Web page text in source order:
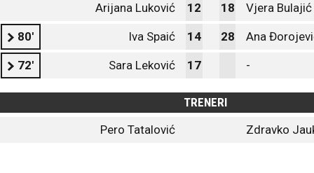
Arijana Luković 12 18 Vjera Bulajić
80' Iva Spaić 14 28 Ana
72' Sara Leković 17 -
TRENERI
Pero Tatalović
Zdravko